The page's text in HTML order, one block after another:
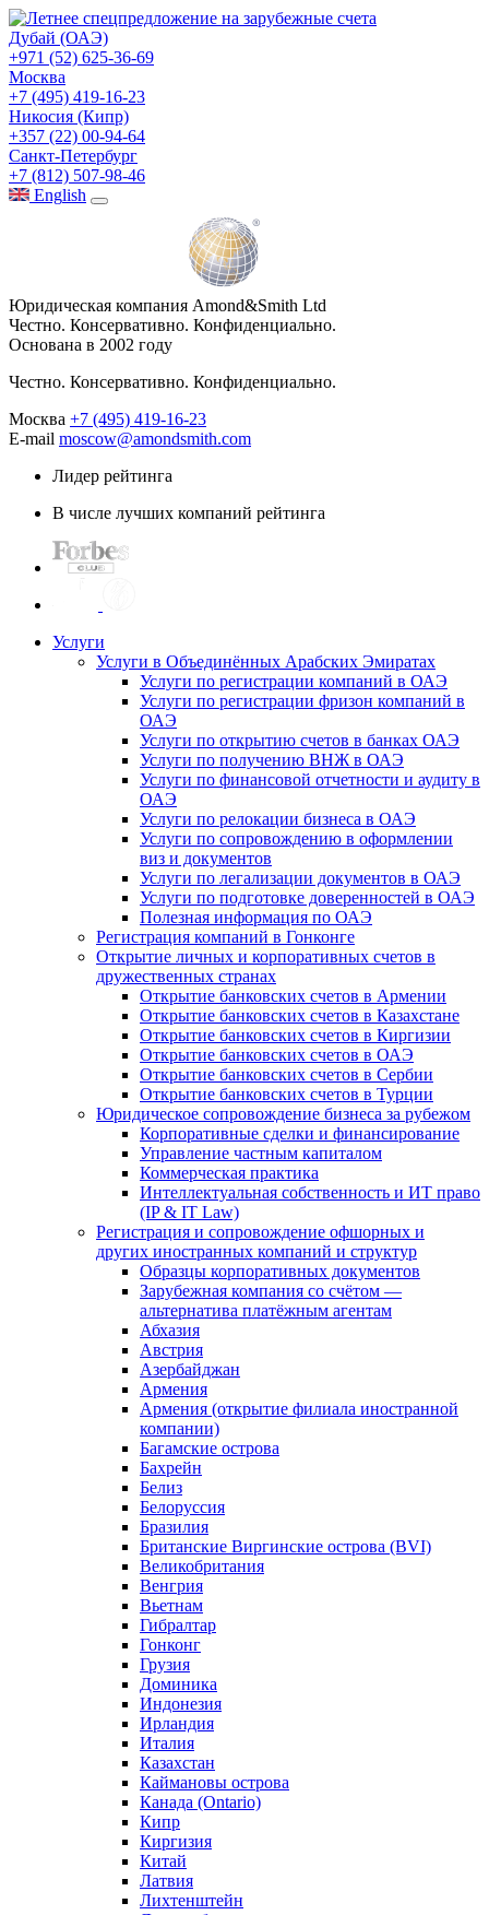
Дубай (ОАЭ)
+971 (52) 625-36-69
Москва
+7 (495) 419-16-23
Никосия (Кипр)
+357 (22) 00-94-64
Санкт-Петербург
+7 (812) 507-98-46
English
Юридическая компания Amond&Smith Ltd
Честно. Консервативно. Конфиденциально.
Основана в 2002 году
Честно. Консервативно. Конфиденциально.
Москва +7 (495) 419-16-23
E-mail moscow@amondsmith.com
Лидер рейтинга
В числе лучших компаний рейтинга
Услуги
Услуги в Объединённых Арабских Эмиратах
Услуги по регистрации компаний в ОАЭ
Услуги по регистрации фризон компаний в
ОАЭ
Услуги по открытию счетов в банках ОАЭ
Услуги по получению ВНЖ в ОАЭ
Услуги по финансовой отчетности и аудиту в
ОАЭ
Услуги по релокации бизнеса в ОАЭ
Услуги по сопровождению в оформлении
виз и документов
Услуги по легализации документов в ОАЭ
Услуги по подготовке доверенностей в ОАЭ
Полезная информация по ОАЭ
Регистрация компаний в Гонконге
Открытие личных и корпоративных счетов в
дружественных странах
Открытие банковских счетов в Армении
Открытие банковских счетов в Казахстане
Открытие банковских счетов в Киргизии
Открытие банковских счетов в ОАЭ
Открытие банковских счетов в Сербии
Открытие банковских счетов в Турции
Юридическое сопровождение бизнеса за рубежом
Корпоративные сделки и финансирование
Управление частным капиталом
Коммерческая практика
Интеллектуальная собственность и ИТ право
(IP & IT Law)
Регистрация и сопровождение офшорных и
других иностранных компаний и структур
Образцы корпоративных документов
Зарубежная компания со счётом —
альтернатива платёжным агентам
Абхазия
Австрия
Азербайджан
Армения
Армения (открытие филиала иностранной
компании)
Багамские острова
Бахрейн
Белиз
Белоруссия
Бразилия
Британские Виргинские острова (BVI)
Великобритания
Венгрия
Вьетнам
Гибралтар
Гонконг
Грузия
Доминика
Индонезия
Ирландия
Италия
Казахстан
Каймановы острова
Канада (Ontario)
Кипр
Киргизия
Китай
Латвия
Лихтенштейн